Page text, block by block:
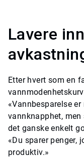
Lavere
Etter hvert som en
«Vannbesparelse
vannknapphet,
det ganske enkelt
«Du sparer penger,
produktiv.»